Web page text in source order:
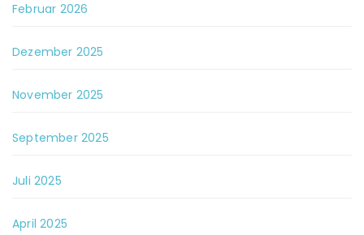
Februar 2026
Dezember 2025
November 2025
September 2025
Juli 2025
April 2025